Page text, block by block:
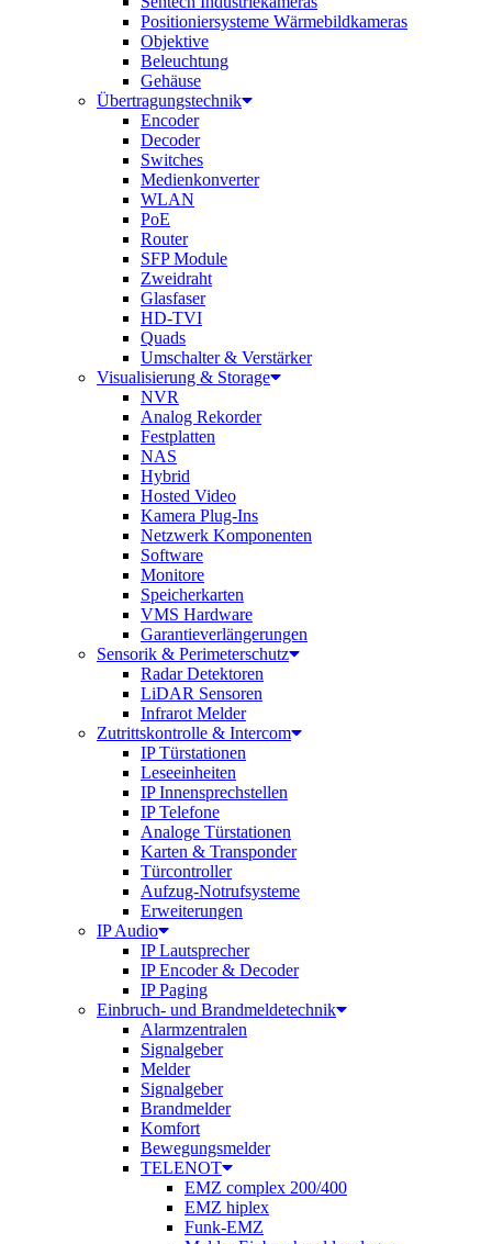
Positioniersysteme Wärmebildkameras
Objektive
Beleuchtung
Gehäuse
Übertragungstechnik
Encoder
Decoder
Switches
Medienkonverter
WLAN
PoE
Router
SFP Module
Zweidraht
Glasfaser
HD-TVI
Quads
Umschalter & Verstärker
Visualisierung & Storage
NVR
Analog Rekorder
Festplatten
NAS
Hybrid
Hosted Video
Kamera Plug-Ins
Netzwerk Komponenten
Software
Monitore
Speicherkarten
VMS Hardware
Garantieverlängerungen
Sensorik & Perimeterschutz
Radar Detektoren
LiDAR Sensoren
Infrarot Melder
Zutrittskontrolle & Intercom
IP Türstationen
Leseeinheiten
IP Innensprechstellen
IP Telefone
Analoge Türstationen
Karten & Transponder
Türcontroller
Aufzug-Notrufsysteme
Erweiterungen
IP Audio
IP Lautsprecher
IP Encoder & Decoder
IP Paging
Einbruch- und Brandmeldetechnik
Alarmzentralen
Signalgeber
Melder
Signalgeber
Brandmelder
Komfort
Bewegungsmelder
TELENOT
EMZ complex 200/400
EMZ hiplex
Funk-EMZ